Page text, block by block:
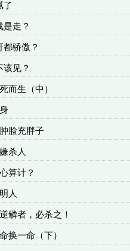
了
是走？
都骄傲？
该见？
而生（中）
脸充胖子
杀人
算计？
人
鳞者，必杀之！
换一命（下）